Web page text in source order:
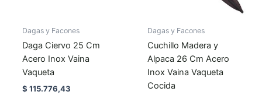
Dagas y Facones
Daga Ciervo 25 Cm
Acero Inox Vaina
Vaqueta
$ 115.776,43
Dagas y Facones
Cuchillo Madera y
Alpaca 26 Cm Acero
Inox Vaina Vaqueta
Cocida